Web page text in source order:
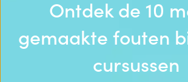
Ontdek de 10
gemaakte fouten
cursussen